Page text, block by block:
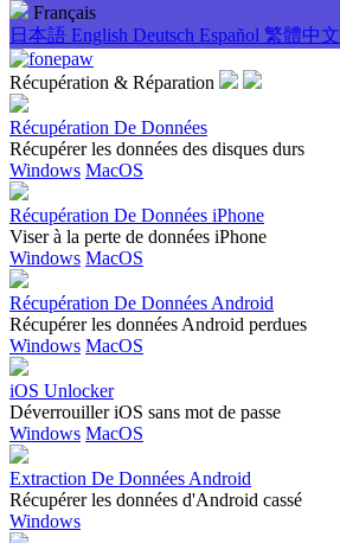
Français
日本語 English Deutsch Español 繁體中文
Récupération & Réparation
Récupération De Données
Récupérer les données des disques durs
Windows MacOS
Récupération De Données iPhone
Viser à la perte de données iPhone
Windows MacOS
Récupération De Données Android
Récupérer les données Android perdues
Windows MacOS
iOS Unlocker
Déverrouiller iOS sans mot de passe
Windows MacOS
Extraction De Données Android
Récupérer les données d'Android cassé
Windows